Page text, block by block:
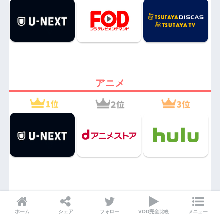
アニメ
見逃し配信系
ホーム シェア フォロー VOD完全比較 メニュー